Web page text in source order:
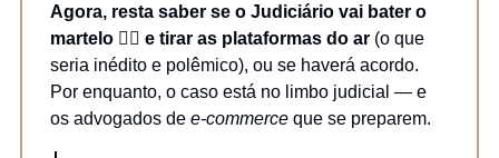
Agora, resta saber se o Judiciário vai bater o
martelo 🧑‍⚖️ e tirar as plataformas do ar (o que
seria inédito e polêmico), ou se haverá acordo.
Por enquanto, o caso está no limbo judicial — e
os advogados de e-commerce que se preparem.